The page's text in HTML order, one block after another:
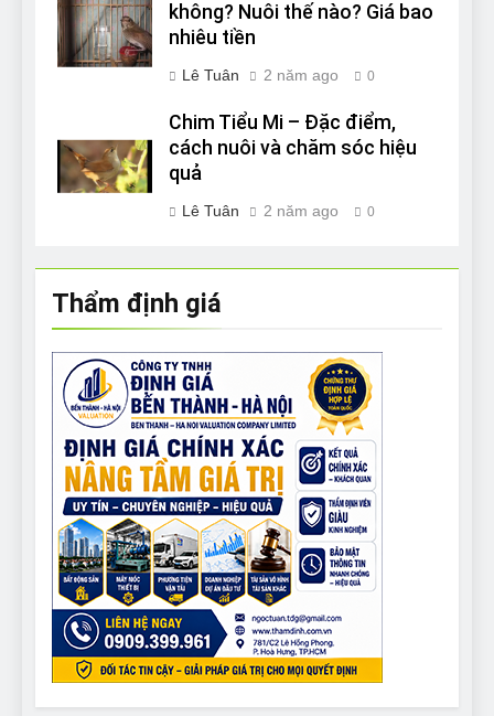
không? Nuôi thế nào? Giá bao
nhiêu tiền
Lê Tuân 2 năm ago 0
Chim Tiểu Mi – Đặc điểm,
cách nuôi và chăm sóc hiệu
quả
Lê Tuân 2 năm ago 0
Thẩm định giá